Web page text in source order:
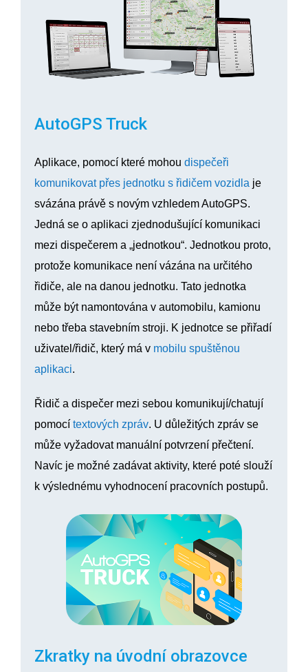
AutoGPS Truck
Aplikace, pomocí které mohou dispečeři
komunikovat přes jednotku s řidičem vozidla je
svázána právě s novým vzhledem AutoGPS.
Jedná se o aplikaci zjednodušující komunikaci
mezi dispečerem a „jednotkou“. Jednotkou proto,
protože komunikace není vázána na určitého
řidiče, ale na danou jednotku. Tato jednotka
může být namontována v automobilu, kamionu
nebo třeba stavebním stroji. K jednotce se přiřadí
uživatel/řidič, který má v mobilu spuštěnou
aplikaci.
Řidič a dispečer mezi sebou komunikují/chatují
pomocí textových zpráv. U důležitých zpráv se
může vyžadovat manuální potvrzení přečtení.
Navíc je možné zadávat aktivity, které poté slouží
k výslednému vyhodnocení pracovních postupů.
Zkratky na úvodní obrazovce